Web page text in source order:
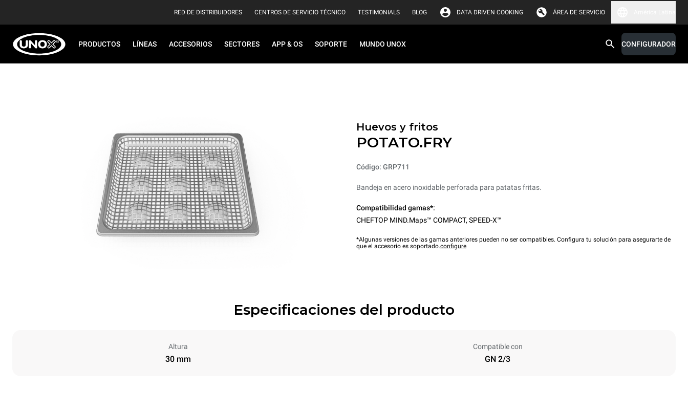
RED DE DISTRIBUIDORES CENTROS DE SERVICIO TÉCNICO TESTIMONIALS BLOG DATA DRIVEN COOKING ÁREA DE SERVICIO
PRODUCTOS LÍNEAS ACCESORIOS SECTORES APP & OS SOPORTE MUNDO UNOX CONFIGURADOR
Huevos y fritos
POTATO.FRY
Código: GRP711
Bandeja en acero inoxidable perforada para patatas fritas.
Compatibilidad gamas*:
CHEFTOP MIND.Maps™ COMPACT, SPEED-X™
*Algunas versiones de las gamas anteriores pueden no ser compatibles. Configura tu solución para asegurarte de
que el accesorio es soportado.configure
Especificaciones del producto
Altura
30 mm
Compatible con
GN 2/3